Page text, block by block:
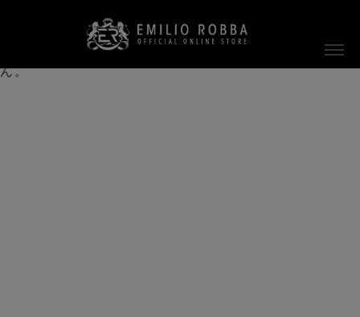
ご指定のページは見つかりません。
削除されたかＵＲＬが変更されたため表示できませ
ん。